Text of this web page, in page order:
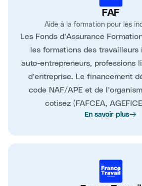
FAF
Aide à la formation pour les
Les Fonds d’Assurance
les formations des travailleurs
auto-entrepreneurs, professions
d’entreprise. Le financement
code NAF/APE et de
cotisez (FAFCEA,
En savoir plus